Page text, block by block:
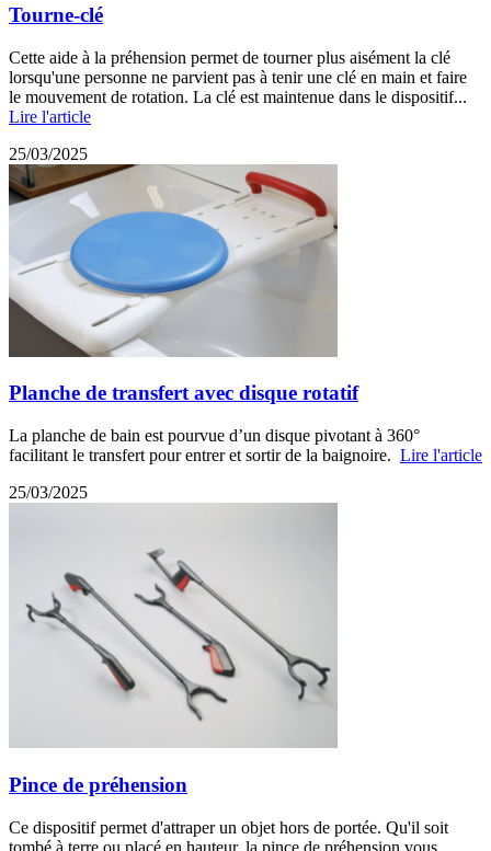
Tourne-clé
Cette aide à la préhension permet de tourner plus aisément la clé
lorsqu'une personne ne parvient pas à tenir une clé en main et faire
le mouvement de rotation. La clé est maintenue dans le dispositif...
Lire l'article
25/03/2025
Planche de transfert avec disque rotatif
La planche de bain est pourvue d’un disque pivotant à 360°
facilitant le transfert pour entrer et sortir de la baignoire. Lire l'article
25/03/2025
Pince de préhension
Ce dispositif permet d'attraper un objet hors de portée. Qu'il soit
tombé à terre ou placé en hauteur, la pince de préhension vous